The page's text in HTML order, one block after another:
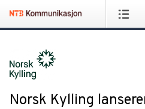
Norsk Kylling